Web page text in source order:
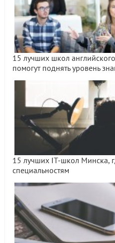
15 лучших школ
помогут поднять уровень
15 лучших IT-школ Минска,
специальностям